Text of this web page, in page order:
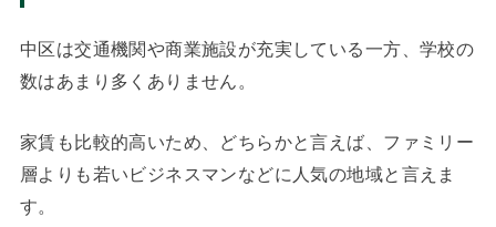
中区は交通機関や商業施設が充実している一方、学校の
数はあまり多くありません。
家賃も比較的高いため、どちらかと言えば、ファミリー
層よりも若いビジネスマンなどに人気の地域と言えま
す。